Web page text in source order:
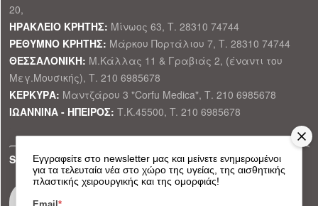
20,
ΗΡΑΚΛΕΙΟ ΚΡΗΤΗΣ: Μίνωος 63, Τ. 28310 74744
ΡΕΘΥΜΝΟ ΚΡΗΤΗΣ: Μάρκου Πορτάλιου 7, Τ. 28310 74744
ΘΕΣΣΑΛΟΝΙΚΗ: Μ.Κάλλας 11 & Γραβιάς 2, (έναντι του
Μεγ.Μουσικής), Τ. 210 6985678
ΚΕΡΚΥΡΑ: Μαντζάρου 3 "Corfu Medica", Τ. 210 6985678
ΙΩΑΝΝΙΝΑ - ΗΠΕΙΡΟΣ: Τ.Κ.45500, T. 210 6985678
Εγγραφείτε στο newsletter μας και μείνετε ενημερωμένοι
για τα τελευταία νέα στο χώρο της υγείας, της αισθητικής
πλαστικής χειρουργικής και της ομορφιάς!
SOCIAL MEDIA